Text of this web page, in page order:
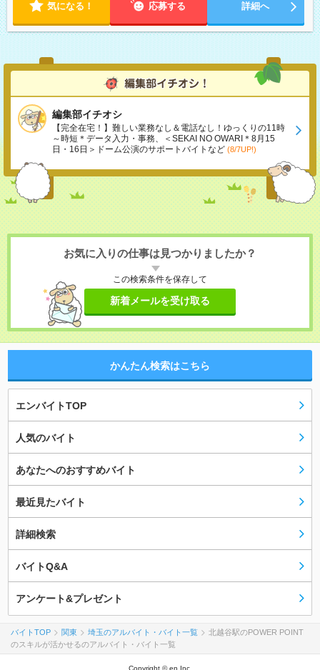
気になる！ 応募する 詳細へ
編集部イチオシ
【完全在宅！】難しい業務なし＆電話なし！ゆっくりの11時
～時短＊データ入力・事務、＜SEKAI NO OWARI＊8月15
日・16日＞ドーム公演のサポートバイトなど (8/7UP!)
お気に入りの仕事は見つかりましたか？
この検索条件を保存して
新着メールを受け取る
かんたん検索はこちら
エンバイトTOP
人気のバイト
あなたへのおすすめバイト
最近見たバイト
詳細検索
バイトQ&A
アンケート&プレゼント
バイトTOP 関東 埼玉のアルバイト・バイト一覧
北越谷駅のPOWER POINT
のスキルが活かせるのアルバイト・バイト一覧
Copyright © en Inc.